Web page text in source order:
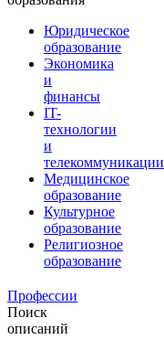
Юридическое
образование
Экономика
и
финансы
IT-
технологии
и
телекоммуникации
Медицинское
образование
Культурное
образование
Религиозное
образование
Профессии
Поиск
описаний